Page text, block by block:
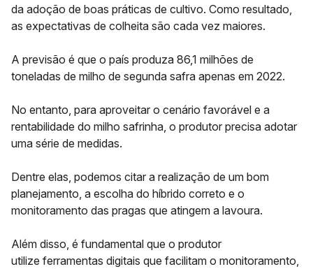
da adoção de boas práticas de cultivo. Como resultado,
as expectativas de colheita são cada vez maiores.
A previsão é que o país produza 86,1 milhões de
toneladas de milho de segunda safra apenas em 2022.
No entanto, para aproveitar o cenário favorável e a
rentabilidade do milho safrinha, o produtor precisa adotar
uma série de medidas.
Dentre elas, podemos citar a realização de um bom
planejamento, a escolha do híbrido correto e o
monitoramento das pragas que atingem a lavoura.
Além disso, é fundamental que o produtor
utilize ferramentas digitais que facilitam o monitoramento,